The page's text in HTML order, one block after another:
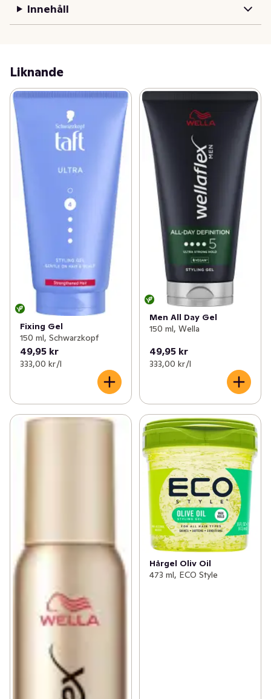
Innehåll
Liknande
Fixing Gel
150 ml, Schwarzkopf
49,95 kr
333,00 kr /l
Men All Day Gel
150 ml, Wella
49,95 kr
333,00 kr /l
Hårgel Oliv Oil
473 ml, ECO Style